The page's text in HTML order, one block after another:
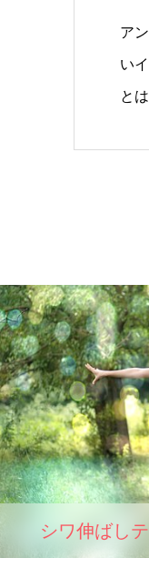
ア
い
と
シワ伸ばし